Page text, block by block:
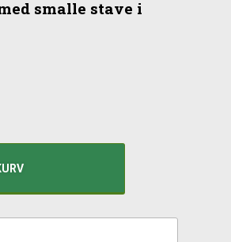
smalle stave i